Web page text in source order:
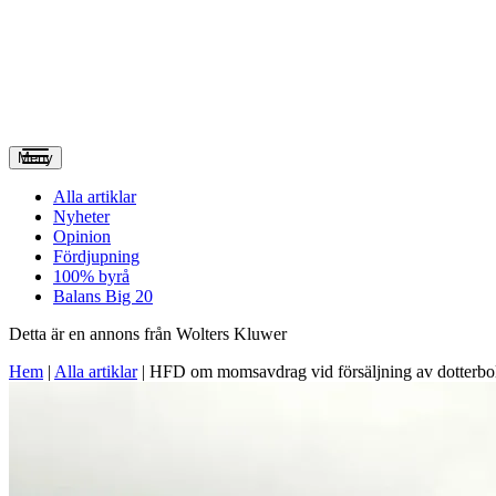
Meny
Alla artiklar
Nyheter
Opinion
Fördjupning
100% byrå
Balans Big 20
Detta är en annons från Wolters Kluwer
Hem | Alla artiklar| HFD om momsavdrag vid försäljning av